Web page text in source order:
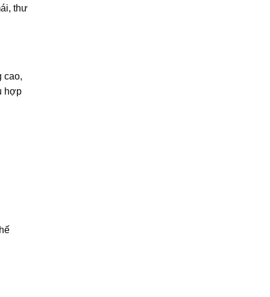
thư
cao,
hợp